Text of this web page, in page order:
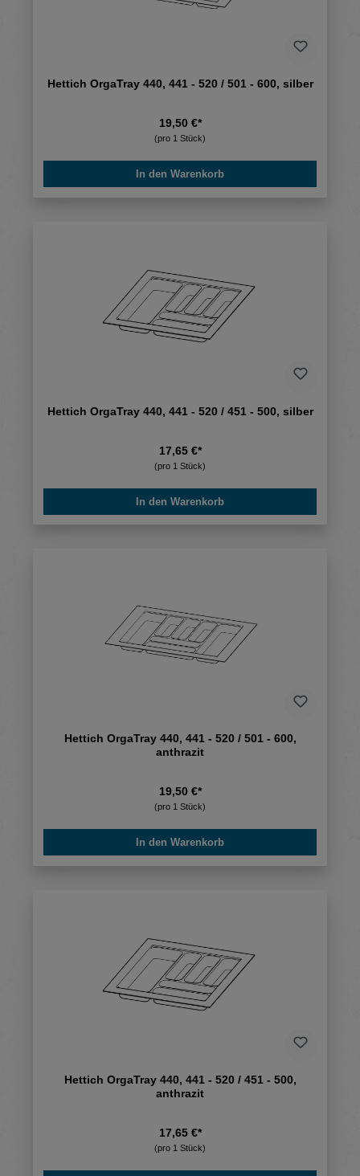
Hettich OrgaTray 440, 441 - 520 / 501 - 600, silber
19,50 €*
(pro 1 Stück)
In den Warenkorb
Hettich OrgaTray 440, 441 - 520 / 451 - 500, silber
17,65 €*
(pro 1 Stück)
In den Warenkorb
Hettich OrgaTray 440, 441 - 520 / 501 - 600,
anthrazit
19,50 €*
(pro 1 Stück)
In den Warenkorb
Hettich OrgaTray 440, 441 - 520 / 451 - 500,
anthrazit
17,65 €*
(pro 1 Stück)